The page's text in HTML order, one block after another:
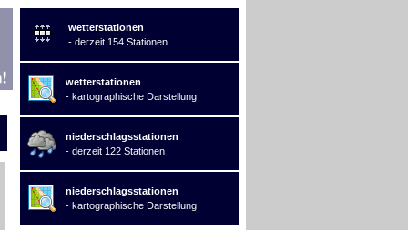
wetterstationen
- derzeit 154 Stationen
wetterstationen
- kartographische Darstellung
niederschlagsstationen
- derzeit 122 Stationen
niederschlagsstationen
- kartographische Darstellung